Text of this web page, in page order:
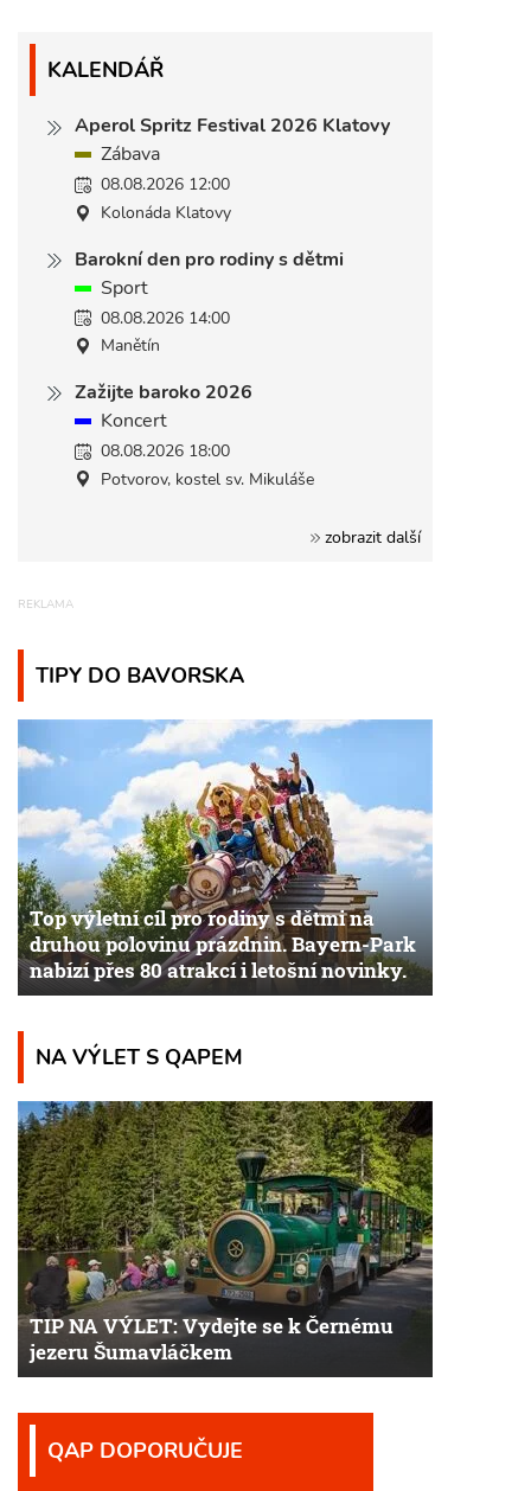
KALENDÁŘ
Aperol Spritz Festival 2026 Klatovy
Zábava
08.08.2026 12:00
Kolonáda Klatovy
Barokní den pro rodiny s dětmi
Sport
08.08.2026 14:00
Manětín
Zažijte baroko 2026
Koncert
08.08.2026 18:00
Potvorov, kostel sv. Mikuláše
zobrazit další
TIPY DO BAVORSKA
Top výletní cíl pro rodiny s dětmi na
druhou polovinu prázdnin. Bayern-Park
nabízí přes 80 atrakcí i letošní novinky.
NA VÝLET S QAPEM
TIP NA VÝLET: Vydejte se k Černému
jezeru Šumavláčkem
QAP DOPORUČUJE